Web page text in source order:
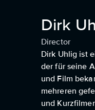
Dirk
Director
Dirk Uhlig ist
der für seine
und Film
mehreren
und